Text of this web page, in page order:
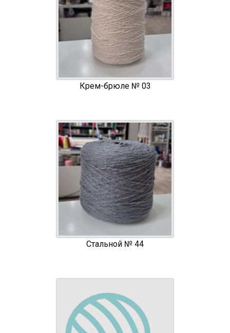
Крем-брюле № 03
Стальной № 44